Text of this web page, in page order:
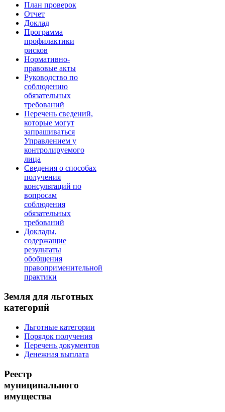
План проверок
Отчет
Доклад
Программа
профилактики
рисков
Нормативно-
правовые акты
Руководство по
соблюдению
обязательных
требований
Перечень сведений,
которые могут
запрашиваться
Управлением у
контролируемого
лица
Сведения о способах
получения
консультаций по
вопросам
соблюдения
обязательных
требований
Доклады,
содержащие
результаты
обобщения
правоприменительной
практики
Земля для льготных
категорий
Льготные категории
Порядок получения
Перечень документов
Денежная выплата
Реестр
муниципального
имущества